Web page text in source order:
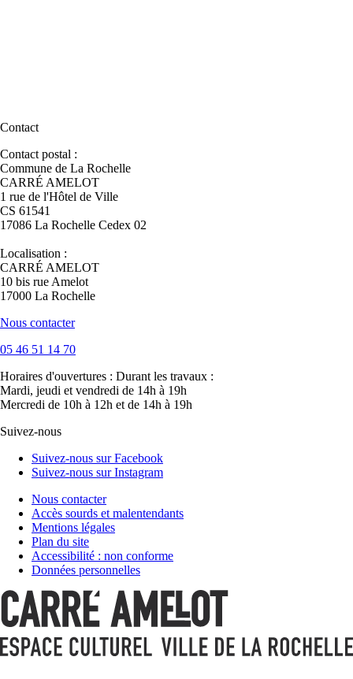
Contact
Contact postal :
Commune de La Rochelle
CARRÉ AMELOT
1 rue de l'Hôtel de Ville
CS 61541
17086 La Rochelle Cedex 02
Localisation :
CARRÉ AMELOT
10 bis rue Amelot
17000 La Rochelle
Nous contacter
05 46 51 14 70
Horaires d'ouvertures : Durant les travaux :
Mardi, jeudi et vendredi de 14h à 19h
Mercredi de 10h à 12h et de 14h à 19h
Suivez-nous
Suivez-nous sur Facebook
Suivez-nous sur Instagram
Nous contacter
Accès sourds et malentendants
Mentions légales
Plan du site
Accessibilité : non conforme
Données personnelles